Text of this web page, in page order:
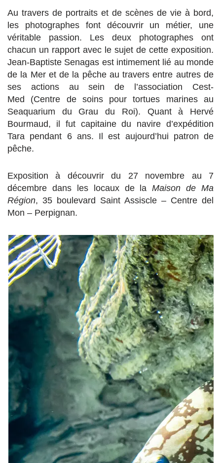
Au travers de portraits et de scènes de vie à bord,
les photographes font découvrir un métier, une
véritable passion. Les deux photographes ont
chacun un rapport avec le sujet de cette exposition.
Jean-Baptiste Senagas est intimement lié au monde
de la Mer et de la pêche au travers entre autres de
ses actions au sein de l’association Cest-
Med (Centre de soins pour tortues marines au
Seaquarium du Grau du Roi). Quant à Hervé
Bourmaud, il fut capitaine du navire d’expédition
Tara pendant 6 ans. Il est aujourd’hui patron de
pêche.
Exposition à découvrir du 27 novembre au 7
décembre dans les locaux de laMaison de Ma
Région, 35 boulevard Saint Assiscle – Centre del
Mon – Perpignan.